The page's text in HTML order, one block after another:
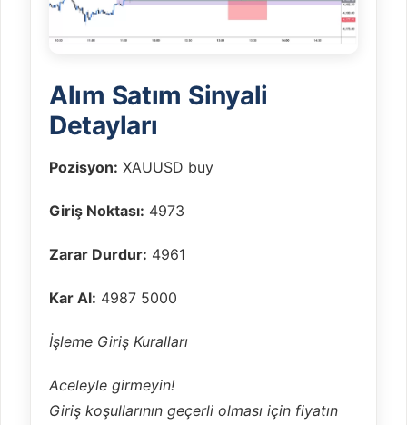
Alım Satım Sinyali
Detayları
Pozisyon: XAUUSD buy
Giriş Noktası: 4973
Zarar Durdur: 4961
Kar Al: 4987 5000
İşleme Giriş Kuralları
Aceleyle girmeyin!
Giriş koşullarının geçerli olması için fiyatın